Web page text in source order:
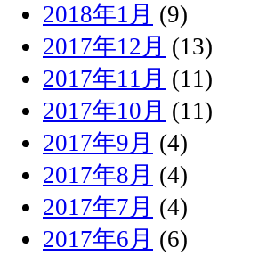
2018年1月 (9)
2017年12月 (13)
2017年11月 (11)
2017年10月 (11)
2017年9月 (4)
2017年8月 (4)
2017年7月 (4)
2017年6月 (6)